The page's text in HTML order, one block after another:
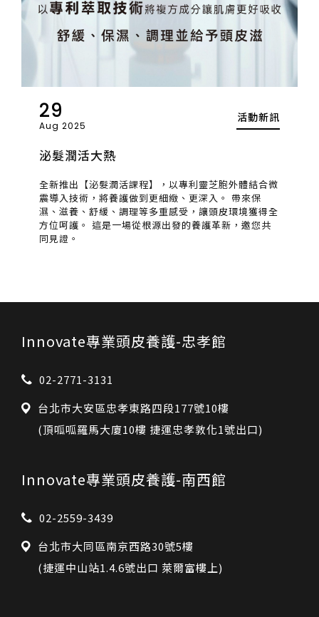
29
Aug 2025
活動新訊
泌髮潤活大熱
全新推出【泌髮潤活課程】，以專利靈芝胞外體結合微
震導入技術，將養護做到更細緻、更深入。 帶來保
濕、滋養、舒緩、調理等多重感受，讓頭皮環境獲得全
方位呵護。 這是一場從根源出發的養護革新，邀您共
同見證。
Innovate專業頭皮養護-忠孝館
02-2771-3131
台北市大安區忠孝東路四段177號10樓
(頂呱呱羅馬大廈10樓 捷運忠孝敦化1號出口)
Innovate專業頭皮養護-南西館
02-2559-3439
台北市大同區南京西路30號5樓
(捷運中山站1.4.6號出口 萊爾富樓上)